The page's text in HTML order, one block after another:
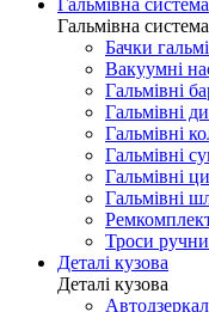
Гальмівна система
Гальмівна система
Бачки
Вакуумні
Гальмівні
Гальмівні
Гальмівні
Гальмівні
Гальмівні
Гальмівні
Троси
Деталі кузова
Деталі кузова